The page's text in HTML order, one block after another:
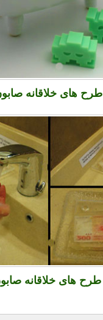
طرح های خلاقانه
طرح های خلاقانه